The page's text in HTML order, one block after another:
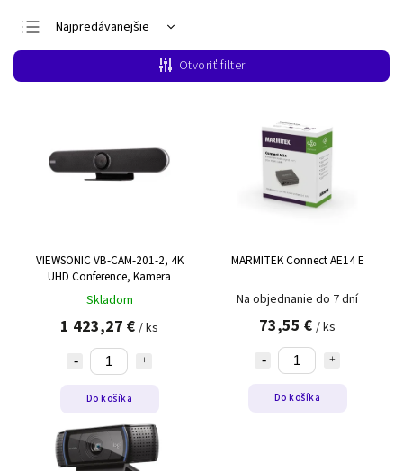
Najpredávanejšie
Najlacnejšie
Najdrahšie
Otvoriť filter
VIEWSONIC VB-CAM-201-2, 4K
UHD Conference, Kamera
Skladom
1 423,27 € / ks
Do košíka
MARMITEK Connect AE14 E
Na objednanie do 7 dní
73,55 € / ks
Do košíka